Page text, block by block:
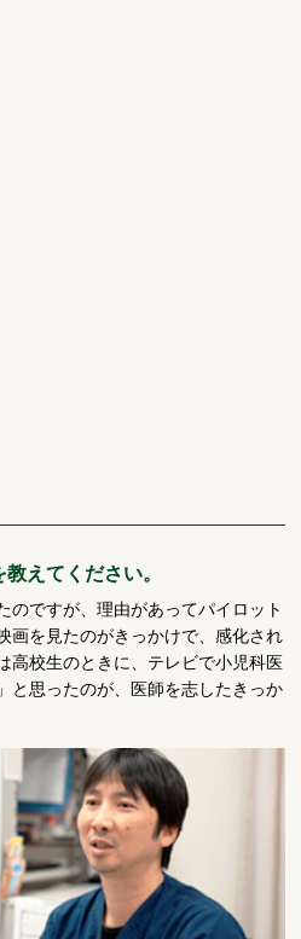
えてください。
のですが、理由があってパイロット
画を見たのがきっかけで、感化され
高校生のときに、テレビで小児科医
と思ったのが、医師を志したきっか